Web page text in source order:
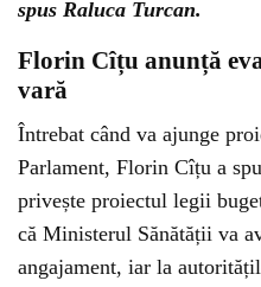
spus Raluca Turcan.
Florin Cîțu anunță
vară
Întrebat când va ajunge
Parlament, Florin Cîțu a
privește proiectul legii
că Ministerul Sănătății va
angajament, iar la